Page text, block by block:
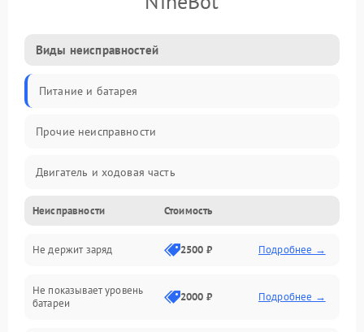
Виды неисправностей
Питание и батарея
Прочие неисправности
Двигатель и ходовая часть
Тормоза и безопасность
Подвеска и колеса
Электроника и управление
Неисправности Стоимость
Не держит заряд 2500 ₽ Подробнее →
Не показывает уровень
батареи
2000 ₽ Подробнее →